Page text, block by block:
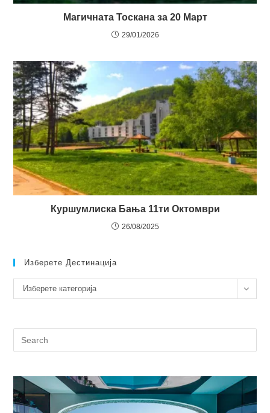
Магичната Тоскана за 20 Март
29/01/2026
Куршумлиска Бања 11ти Октомври
26/08/2025
Изберете Дестинација
Изберете
дестинација
Изберете категорија